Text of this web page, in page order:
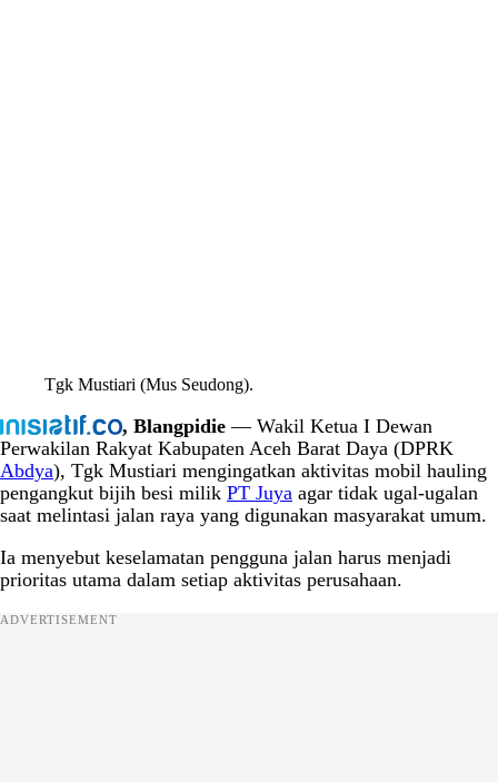
Tgk Mustiari (Mus Seudong).
, Blangpidie— Wakil Ketua I Dewan
Perwakilan Rakyat Kabupaten Aceh Barat Daya (DPRK
Abdya), Tgk Mustiari mengingatkan aktivitas mobil hauling
pengangkut bijih besi milik PT Juya agar tidak ugal-ugalan
saat melintasi jalan raya yang digunakan masyarakat umum.
Ia menyebut keselamatan pengguna jalan harus menjadi
prioritas utama dalam setiap aktivitas perusahaan.
ADVERTISEMENT